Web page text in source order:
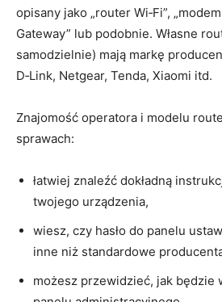
opisany jako „router Wi‑Fi”, „modem
Gateway” lub podobnie. Własne
samodzielnie) mają markę
D‑Link, Netgear, Tenda, Xiaomi itd.
Znajomość operatora i modelu
sprawach:
łatwiej znaleźć dokładną
twojego urządzenia,
wiesz, czy hasło do panelu
inne niż standardowe
możesz przewidzieć, jak będzie